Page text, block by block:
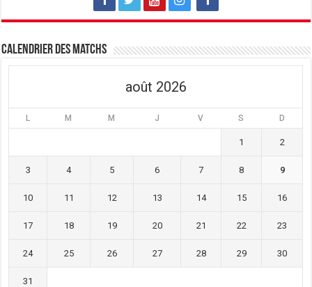
Calendrier des matchs
août 2026
L M M J V S D
1 2
3 4 5 6 7 8 9
10 11 12 13 14 15 16
17 18 19 20 21 22 23
24 25 26 27 28 29 30
31